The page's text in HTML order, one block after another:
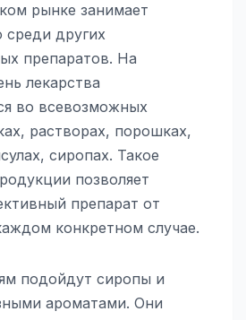
рынке занимает
среди других
препаратов. На
лекарства
во всевозможных
растворах, порошках,
сиропах. Такое
позволяет
препарат от
конкретном случае.
подойдут сиропы и
ароматами. Они